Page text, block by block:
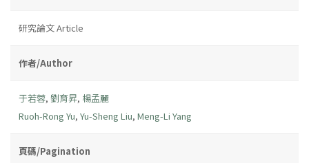
研究論文 Article
作者/Author
于若蓉, 劉育昇, 楊孟麗
Ruoh-Rong Yu, Yu-Sheng Liu, Meng-Li Yang
頁碼/Pagination